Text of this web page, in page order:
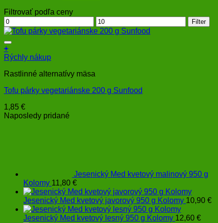
Filtrovať podľa ceny
Minimálna
cena
Maximálna
cena
Filter
+
Rýchly nákup
Rastlinné alternatívy mäsa
Tofu párky vegetariánske 200 g Sunfood
1,85 €
Naposledy pridané
Jesenický Med kvetový malinový 950 g
Kolomy 11,80 €
Jesenický Med kvetový javorový 950 g Kolomy 10,90 €
Jesenický Med kvetový lesný 950 g Kolomy 12,60 €